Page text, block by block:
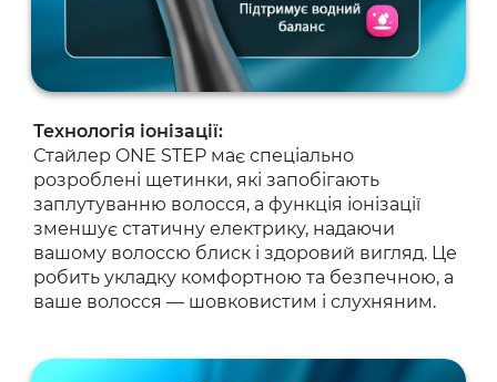
Технологія іонізації:
Стайлер ONE STEP має спеціально
розроблені щетинки, які запобігають
заплутуванню волосся, а функція іонізації
зменшує статичну електрику, надаючи
вашому волоссю блиск і здоровий вигляд. Це
робить укладку комфортною та безпечною, а
ваше волосся — шовковистим і слухняним.